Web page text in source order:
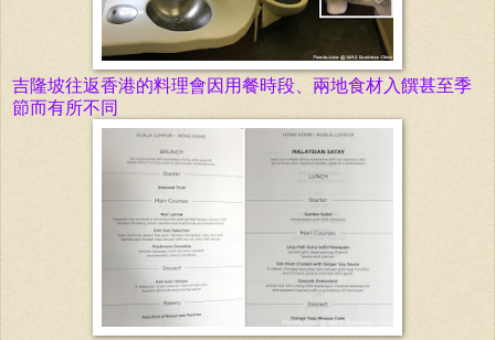
吉隆坡往返香港的料理會因用餐時段、兩地食材入饌甚至季
節而有所不同